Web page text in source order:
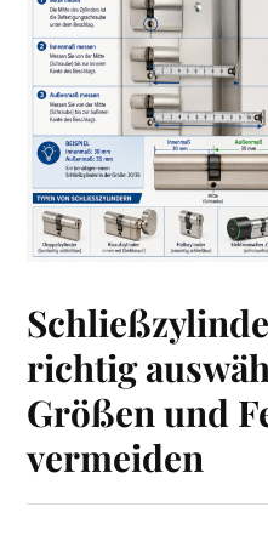
richtig
Größen und
vermeiden